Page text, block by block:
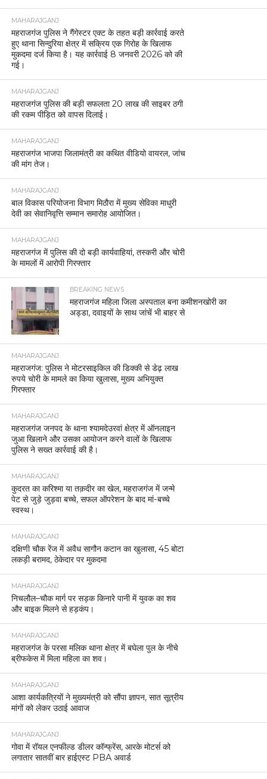
MAHARAJGANJ
महराजगंज पुलिस ने गैंगेस्टर एक्ट के तहत बड़ी कार्रवाई करते
हुए थाना सिन्दुरिया क्षेत्र में सक्रिय एक गिरोह के खिलाफ
मुकदमा दर्ज किया है। यह कार्रवाई 8 जनवरी 2026 को की
गई।
MAHARAJGANJ
महराजगंज पुलिस की बड़ी सफलता 20 लाख की साइबर ठगी
की रकम पीड़ित को वापस दिलाई।
MAHARAJGANJ
महराजगंज भाजपा जिलामंत्री का कथित वीडियो वायरल, जांच
की मांग तेज।
MAHARAJGANJ
बाल विकास परियोजना विभाग मिठौरा में मुख्य सेविका माधुरी
देवी का सेवानिवृत्ति सम्मान समारोह आयोजित।
MAHARAJGANJ
महराजगंज में पुलिस की दो बड़ी कार्यवाहियां, तस्करी और चोरी
के मामलों में आरोपी गिरफ्तार
BREAKING NEWS
महराजगंज महिला जिला अस्पताल बना कमीशनखोरी का
अड्डा, दवाइयों के साथ जांचें भी बाहर से
MAHARAJGANJ
महराजगंज: पुलिस ने मोटरसाइकिल की डिक्की से डेढ़ लाख
रुपये चोरी के मामले का किया खुलासा, मुख्य अभियुक्त
गिरफ्तार
MAHARAJGANJ
महराजगंज जनपद के थाना श्यामदेउरवां क्षेत्र में ऑनलाइन
जुआ खिलाने और उसका आयोजन करने वालों के खिलाफ
पुलिस ने सख्त कार्रवाई की है।
MAHARAJGANJ
कुदरत का करिश्मा या तक़दीर का खेल, महराजगंज में जन्मे
पेट से जुड़े जुड़वा बच्चे, सफल ऑपरेशन के बाद मां-बच्चे
स्वस्थ।
MAHARAJGANJ
दक्षिणी चौक रेंज में अवैध सागौन कटान का खुलासा, 45 बोटा
लकड़ी बरामद, ठेकेदार पर मुकदमा
MAHARAJGANJ
निचलौल–चौक मार्ग पर सड़क किनारे पानी में युवक का शव
और बाइक मिलने से हड़कंप।
MAHARAJGANJ
महराजगंज के परसा मलिक थाना क्षेत्र में बघेला पुल के नीचे
ब्रीफकेस में मिला महिला का शव।
MAHARAJGANJ
आशा कार्यकत्रियों ने मुख्यमंत्री को सौंपा ज्ञापन, सात सूत्रीय
मांगों को लेकर उठाई आवाज
MAHARAJGANJ
गोवा में रॉयल एनफील्ड डीलर कॉन्फ्रेंस, आरके मोटर्स को
लगातार सातवीं बार हाईएस्ट PBA अवार्ड